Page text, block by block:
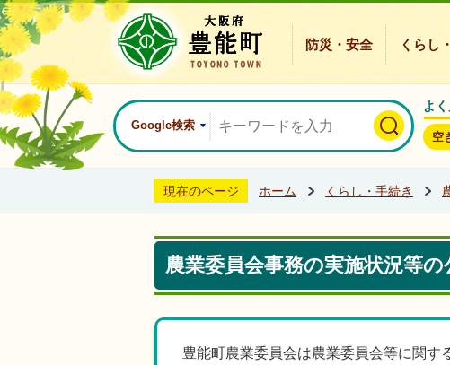
防災・安全 くらし
Google検索
よ
空
現在のページ ホーム くらし・手続き
農業委員会事務の実施状況等
豊能町農業委員会は農業委員会等に関す